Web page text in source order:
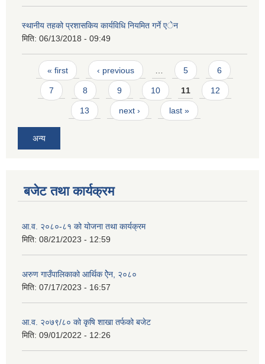
स्थानीय तहको प्रशासकिय कार्यविधि नियमित गर्ने एेन
मिति: 06/13/2018 - 09:49
Pages
« first ‹ previous … 5 6
7 8 9 10 11 12
13 next › last »
अन्य
बजेट तथा कार्यक्रम
आ.व. २०८०-८१ को योजना तथा कार्यक्रम
मिति: 08/21/2023 - 12:59
अरुण गाउँपालिकाको आर्थिक ऐेन, २०८०
मिति: 07/17/2023 - 16:57
आ.व. २०७९/८० को कृषि शाखा तर्फको बजेट
मिति: 09/01/2022 - 12:26